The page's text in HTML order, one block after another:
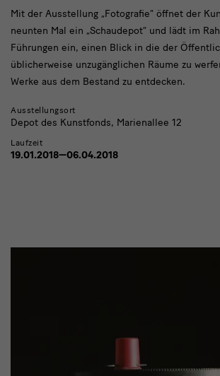
Mit der Ausstellung „Fotografie“ öffnet der
neunten Mal ein „Schaudepot“ und lädt im
Führungen ein, einen Blick in die der
üblicherweise unzugänglichen Räume zu
Werke aus dem Bestand zu entdecken.
Ausstellungsort
Depot des Kunstfonds, Marienallee 12
Laufzeit
19.01.2018—06.04.2018